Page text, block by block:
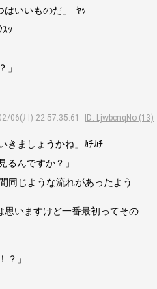
いいものだ」ﾆﾔｯ
ｯ
」
06(月) 22:57:35.61
ID: LjwbcnqNo (13)
きましょうかね」ｶﾁｶﾁ
るんですか？」
同じような流れがあったよう
思いますけど一番最初ってその
？」